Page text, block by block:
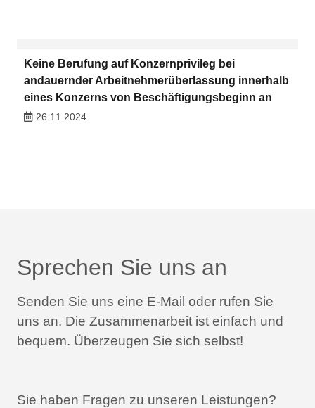
Keine Berufung auf Konzernprivileg bei
andauernder Arbeitnehmerüberlassung innerhalb
eines Konzerns von Beschäftigungsbeginn an
26.11.2024
Sprechen Sie uns an
Senden Sie uns eine E-Mail oder rufen Sie
uns an. Die Zusammenarbeit ist einfach und
bequem. Überzeugen Sie sich selbst!
Sie haben Fragen zu unseren Leistungen?